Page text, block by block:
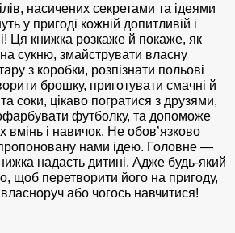
насичених секретами та ідеями
у пригоді кожній допитливій і
Ця книжка розкаже й покаже, як
сукню, змайструвати власну
з коробки, розпізнати польові
брошку, приготувати смачні й
та соки, цікаво погратися з друзями,
футболку, та допоможе
вмінь і навичок. Не обов’язково
нами ідею. Головне —
надасть дитині. Адже будь-який
щоб перетворити його на пригоду,
або чогось навчитися!